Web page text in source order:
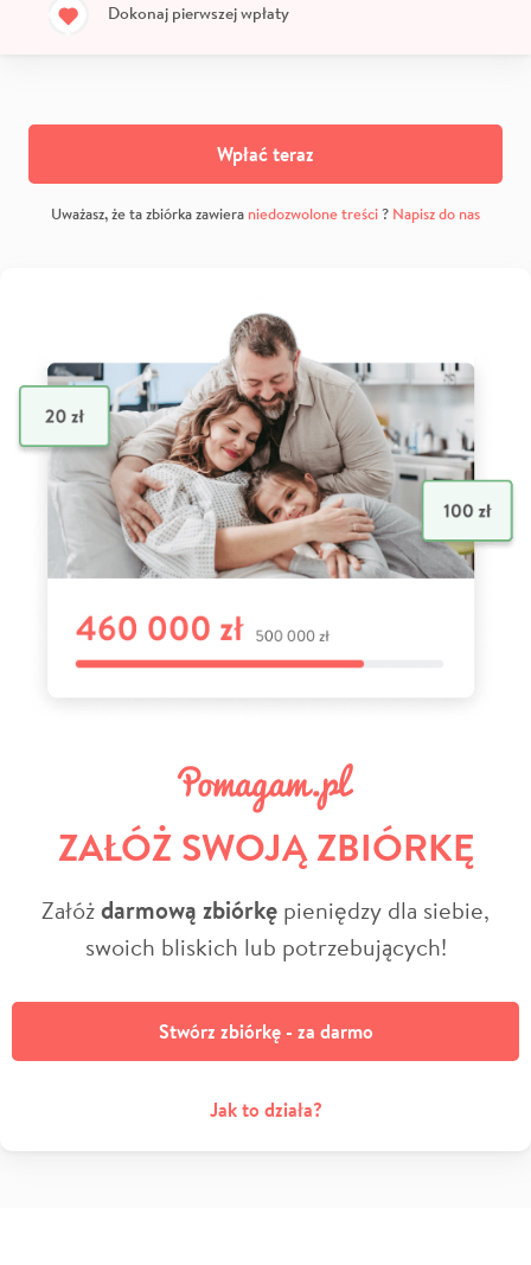
Dokonaj pierwszej wpłaty
Wpłać teraz
Uważasz, że ta zbiórka zawiera niedozwolone treści? Napisz do nas
ZAŁÓŻ SWOJĄ ZBIÓRKĘ
Załóżdarmową zbiórkę pieniędzy dla siebie,
swoich bliskich lub potrzebujących!
Stwórz zbiórkę - za darmo
Jak to działa?